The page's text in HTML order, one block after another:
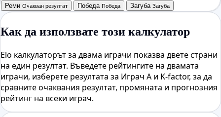
Реми Очакван резултат Победа Победа Загуба Загуба
Как да използвате този калкулатор
Elo калкулаторът за двама играчи показва двете страни
на един резултат. Въведете рейтингите на двамата
играчи, изберете резултата за Играч A и K-factor, за да
сравните очаквания резултат, промяната и прогнозния
рейтинг на всеки играч.